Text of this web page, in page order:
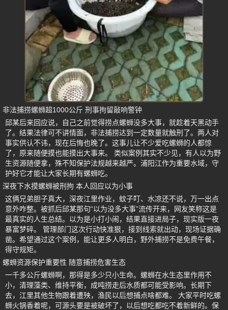
非法捕捞螺蛳超1000公斤 刑事拘留敲响警钟
邱某后来回应说，自己之前觉得捞点螺蛳没多大事，就趁着天黑动手
了。结果法律可不讲情面，非法捕捞达到一定数量就触刑了。两人对
事实供认不讳，现在后悔也晚了。这事儿让不少爱吃螺蛳的人都惊
了，原来随便摸也能摸出大事来。 类似案例其实不少见，有人以为野
生资源随便拿，殊不知保护法规越来越严。浦阳江作为重要水域，守
护好它才能让大家长期有螺蛳吃。
深夜下水摸螺蛳被刑拘 本人回应以为小事
这俩兄弟胆子真大，深夜江里作业，蚊子叮、水凉还不说，万一出点
意外咋整。被抓后邱某那句“以为没多大事”流传开来，网友笑称这是
最真实的人生总结。以为是小打小闹，结果直接进局子，现实版一夜
暴富梦碎。 管理部门这次行动快准狠，接到线索就出动，现场证据确
凿。希望通过这个案例，能让更多人明白，野外捕捞不是免费午餐，
得守规矩。
螺蛳资源保护重要性 随意捕捞危害生态
一千多公斤螺蛳啊，那得是多少只小生命。螺蛳在水生态里作用不
小，清理藻类、维持平衡，成吨捞走后水质都可能受影响。长期下
去，江里其他生物跟着遭殃，渔民以后想捕点啥都难。 大家平时吃螺
蛳火锅香着呢，可源头要是被破坏了，以后想吃都吃不着新鲜的。保